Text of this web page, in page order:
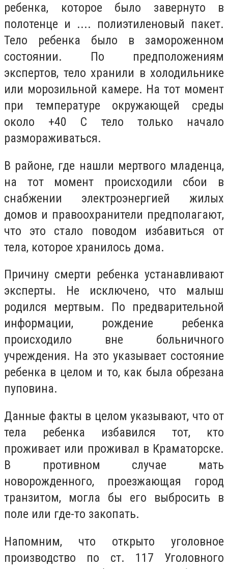
ребенка, которое было завернуто в
полотенце и .... полиэтиленовый пакет.
Тело ребенка было в замороженном
состоянии. По предположениям
экспертов, тело хранили в холодильнике
или морозильной камере. На тот момент
при температуре окружающей среды
около +40 С тело только начало
размораживаться.
В районе, где нашли мертвого младенца,
на тот момент происходили сбои в
снабжении электроэнергией жилых
домов и правоохранители предполагают,
что это стало поводом избавиться от
тела, которое хранилось дома.
Причину смерти ребенка устанавливают
эксперты. Не исключено, что малыш
родился мертвым. По предварительной
информации, рождение ребенка
происходило вне больничного
учреждения. На это указывает состояние
ребенка в целом и то, как была обрезана
пуповина.
Данные факты в целом указывают, что от
тела ребенка избавился тот, кто
проживает или проживал в Краматорске.
В противном случае мать
новорожденного, проезжающая город
транзитом, могла бы его выбросить в
поле или где-то закопать.
Напомним, что открыто уголовное
производство по ст. 117 Уголовного